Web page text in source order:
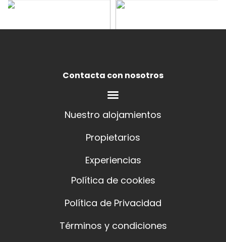
Contacta con nosotros
Nuestro alojamientos
Propietarios
Experiencias
Política de cookies
Política de Privacidad
Términos y condiciones